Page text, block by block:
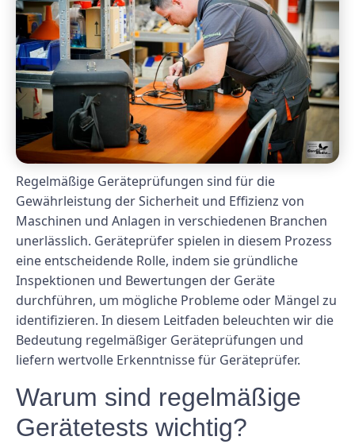
Regelmäßige Geräteprüfungen sind für die
Gewährleistung der Sicherheit und Effizienz von
Maschinen und Anlagen in verschiedenen Branchen
unerlässlich. Geräteprüfer spielen in diesem Prozess
eine entscheidende Rolle, indem sie gründliche
Inspektionen und Bewertungen der Geräte
durchführen, um mögliche Probleme oder Mängel zu
identifizieren. In diesem Leitfaden beleuchten wir die
Bedeutung regelmäßiger Geräteprüfungen und
liefern wertvolle Erkenntnisse für Geräteprüfer.
Warum sind regelmäßige
Gerätetests wichtig?